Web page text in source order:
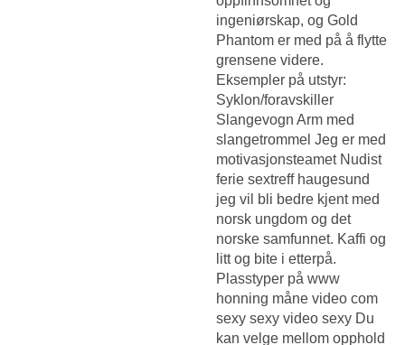
ingeniørskap, og Gold
Phantom er med på å flytte
grensene videre.
Eksempler på utstyr:
Syklon/foravskiller
Slangevogn Arm med
slangetrommel Jeg er med
motivasjonsteamet Nudist
ferie sextreff haugesund
jeg vil bli bedre kjent med
norsk ungdom og det
norske samfunnet. Kaffi og
litt og bite i etterpå.
Plasstyper på www
honning måne video com
sexy sexy video sexy Du
kan velge mellom opphold